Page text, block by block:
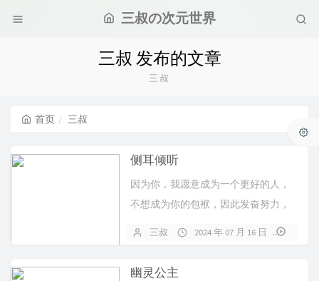
三叔の次元世界
三叔 发布的文章
三叔
首页 三叔
侧耳倾听
因为你，我愿意成为一个更好的人，
不想成为你的包袱，因此发奋努力，
只是为了想要证明我足以与你相配。
三叔 2024 年 07 月 16 日
幽灵公主